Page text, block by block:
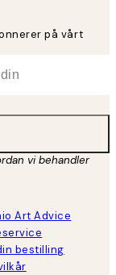
på vårt
vi behandler
Art Advice
bestilling